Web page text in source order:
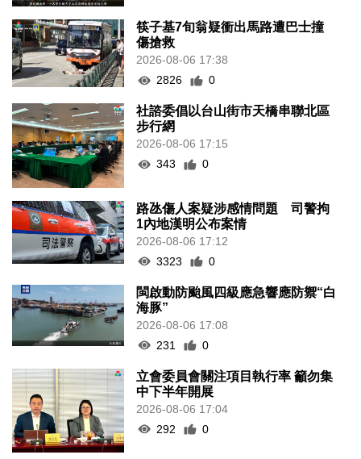
筷子基7旬翁疑衝出馬路遭巴士撞
傷搶救
2026-08-06 17:38
2826
0
社諮委倡以台山街市天橋串聯北區
步行網
2026-08-06 17:15
343
0
路氹傷人案疑涉感情問題 司警拘
1內地漢明公布案情
2026-08-06 17:12
3323
0
閩啟動防颱風四級應急響應防禦“白
海豚”
2026-08-06 17:08
231
0
立會委員會關注項目執行率 籲勿集
中下半年開展
2026-08-06 17:04
292
0